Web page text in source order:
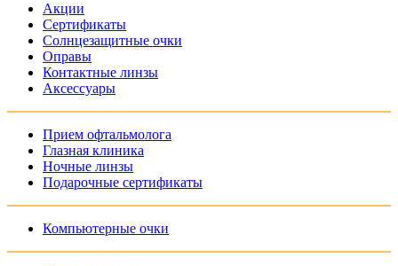
Акции
Сертификаты
Солнцезащитные очки
Оправы
Контактные линзы
Аксессуары
Прием офтальмолога
Глазная клиника
Ночные линзы
Подарочные сертификаты
Компьютерные очки